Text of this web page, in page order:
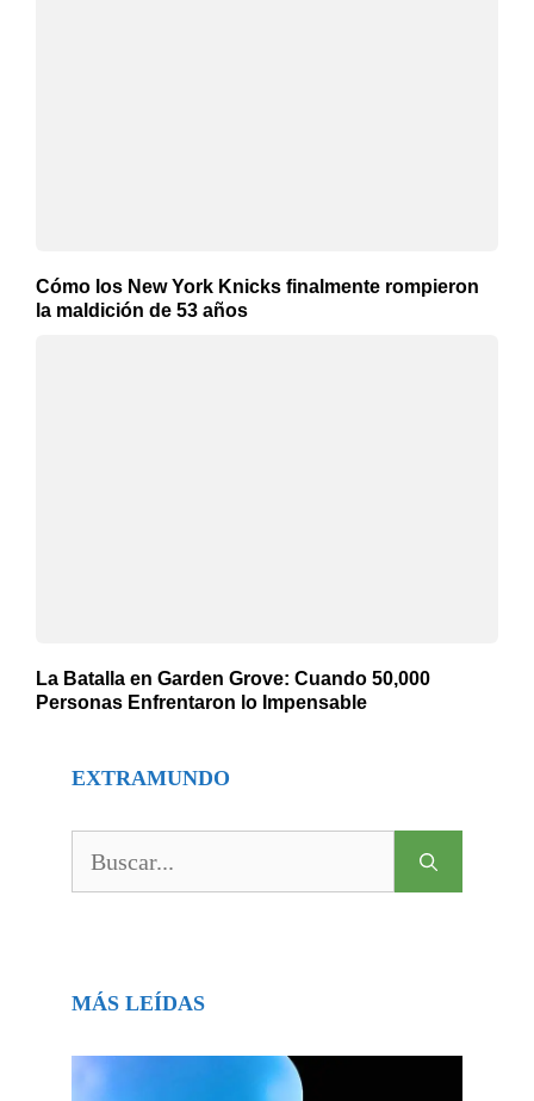
Cómo los New York Knicks finalmente rompieron
la maldición de 53 años
La Batalla en Garden Grove: Cuando 50,000
Personas Enfrentaron lo Impensable
EXTRAMUNDO
MÁS LEÍDAS